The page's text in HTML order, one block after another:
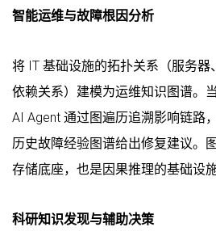
智能运维与故障根因分析
将 IT 基础设施的拓扑关系（服务器
依赖关系）建模为运维知识图谱。
AI Agent 通过图遍历追溯影响链路
历史故障经验图谱给出修复建议。
存储底座，也是因果推理的基础设施
科研知识发现与辅助决策